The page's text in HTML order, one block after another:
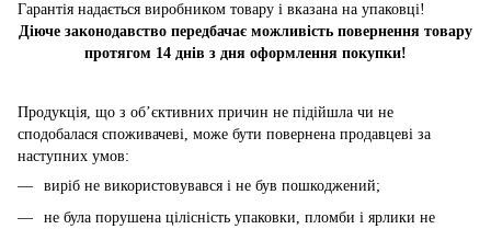
Гарантія надається виробником товару і вказана на упаковці!
Діюче законодавство передбачає можливість повернення товару
протягом 14 днів з дня оформлення покупки!
Продукція, що з об’єктивних причин не підійшла чи не
сподобалася споживачеві, може бути повернена продавцеві за
наступних умов:
виріб не використовувався і не був пошкоджений;
не була порушена цілісність упаковки, пломби і ярлики не